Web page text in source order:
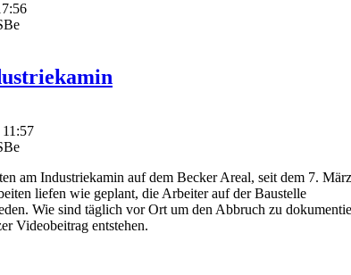
am Industriekamin auf dem Becker Areal, seit dem 7.
liefen wie geplant, die Arbeiter auf der Baustelle
Wie sind täglich vor Ort um den Abbruch zu
Videobeitrag entstehen.